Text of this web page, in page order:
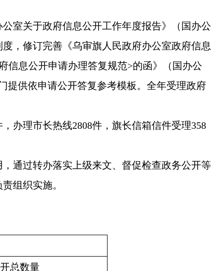
室关于政府信息公开工作年度报告》（国办公
，修订完善《乌审旗人民政府办公室政府信息
信息公开申请办理答复规范>的函》（国办公
提供依申请公开答复参考模板。全年受理政府
，办理市长热线2808件，旗长信箱信件受理358
通过转办落实上级来文、督促检查政务公开等
组织实施。
数量